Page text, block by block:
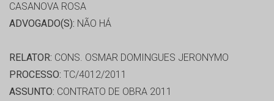
CASANOVA ROSA
ADVOGADO(S): NÃO HÁ
RELATOR: CONS. OSMAR DOMINGUES JERONYMO
PROCESSO: TC/4012/2011
ASSUNTO: CONTRATO DE OBRA 2011